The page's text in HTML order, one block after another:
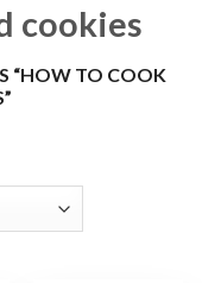
cookies
“HOW TO COOK